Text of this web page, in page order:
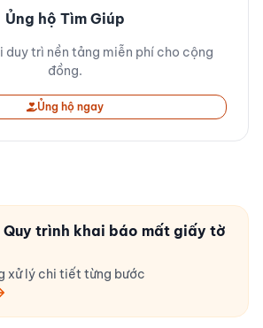
Ủng hộ Tìm Giúp
duy trì nền tảng miễn phí cho cộng
đồng.
Ủng hộ ngay
Quy trình khai báo mất giấy tờ
xử lý chi tiết từng bước